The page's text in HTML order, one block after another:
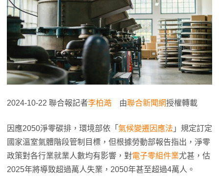
2024-10-22 聯合報記者李柏澔 由聯合新聞網授權轉載
因應2050淨零碳排，環境部依「 氣候變遷因應法 」規定訂定
國家溫室氣體階段管制目標，但根據勞動部報告指出，淨零
政策對各行業就業人數均有影響，對電子零組件業尤甚，估
2025年將導致超過萬人失業，2050年甚至超過4萬人。